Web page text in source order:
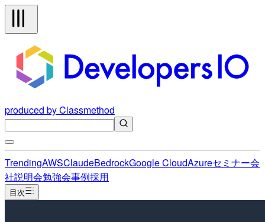
produced by Classmethod
TrendingAWSClaudeBedrockGoogle CloudAzureセミナー会
社説明会勉強会事例採用
目次